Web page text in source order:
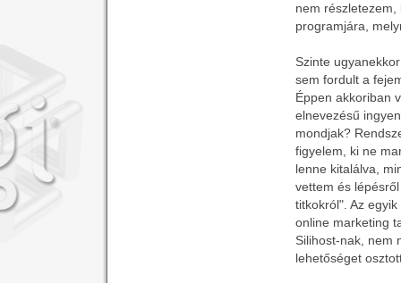
nem
programjára,
Szinte
sem fordult a
Éppen akkoriban
elnevezésű
mondjak?
figyelem, ki ne
lenne kitalálva,
vettem és
titkokról". Az
online marketing
Silihost-nak, nem
lehetőséget